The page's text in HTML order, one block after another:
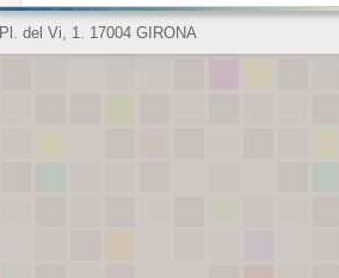
Pl. del Vi, 1. 17004 GIRONA